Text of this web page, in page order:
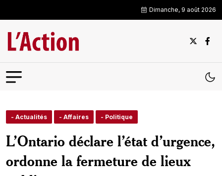
Dimanche, 9 août 2026
- Actualités - Affaires - Politique
L’Ontario déclare l’état d’urgence,
ordonne la fermeture de lieux